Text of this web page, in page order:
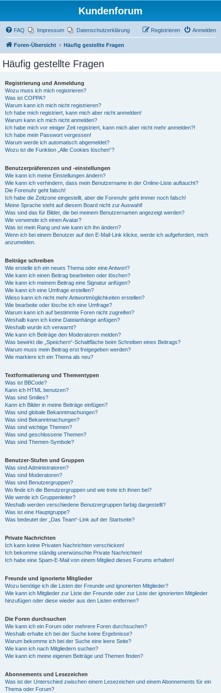
Kundenforum
FAQ Impressum Datenschutzerklärung Anmelden
Registrieren
Foren-Übersicht Häufig gestellte Fragen
Häufig gestellte Fragen
Registrierung und Anmeldung
Wozu muss ich mich registrieren?
Was ist COPPA?
Warum kann ich mich nicht registrieren?
Ich habe mich registriert, kann mich aber nicht anmelden!
Warum kann ich mich nicht anmelden?
Ich habe mich vor einiger Zeit registriert, kann mich aber nicht mehr anmelden?!
Ich habe mein Passwort vergessen!
Warum werde ich automatisch abgemeldet?
Wozu ist die Funktion „Alle Cookies löschen“?
Benutzerpräferenzen und -einstellungen
Wie kann ich meine Einstellungen ändern?
Wie kann ich verhindern, dass mein Benutzername in der Online-Liste auftaucht?
Die Forenuhr geht falsch!
Ich habe die Zeitzone eingestellt, aber die Forenuhr geht immer noch falsch!
Meine Sprache steht auf diesem Board nicht zur Auswahl!
Was sind das für Bilder, die bei meinem Benutzernamen angezeigt werden?
Wie verwende ich einen Avatar?
Was ist mein Rang und wie kann ich ihn ändern?
Wenn ich bei einem Benutzer auf den E-Mail-Link klicke, werde ich aufgefordert, mich
anzumelden.
Beiträge schreiben
Wie erstelle ich ein neues Thema oder eine Antwort?
Wie kann ich einen Beitrag bearbeiten oder löschen?
Wie kann ich meinem Beitrag eine Signatur anfügen?
Wie kann ich eine Umfrage erstellen?
Wieso kann ich nicht mehr Antwortmöglichkeiten erstellen?
Wie bearbeite oder lösche ich eine Umfrage?
Warum kann ich auf bestimmte Foren nicht zugreifen?
Weshalb kann ich keine Dateianhänge anfügen?
Weshalb wurde ich verwarnt?
Wie kann ich Beiträge den Moderatoren melden?
Was bewirkt die „Speichern“-Schaltfläche beim Schreiben eines Beitrags?
Warum muss mein Beitrag erst freigegeben werden?
Wie markiere ich ein Thema als neu?
Textformatierung und Thementypen
Was ist BBCode?
Kann ich HTML benutzen?
Was sind Smilies?
Kann ich Bilder in meine Beiträge einfügen?
Was sind globale Bekanntmachungen?
Was sind Bekanntmachungen?
Was sind wichtige Themen?
Was sind geschlossene Themen?
Was sind Themen-Symbole?
Benutzer-Stufen und Gruppen
Was sind Administratoren?
Was sind Moderatoren?
Was sind Benutzergruppen?
Wo finde ich die Benutzergruppen und wie trete ich ihnen bei?
Wie werde ich Gruppenleiter?
Weshalb werden verschiedene Benutzergruppen farbig dargestellt?
Was ist eine Hauptgruppe?
Was bedeutet der „Das Team“-Link auf der Startseite?
Private Nachrichten
Ich kann keine Privaten Nachrichten verschicken!
Ich bekomme ständig unerwünschte Private Nachrichten!
Ich habe eine Spam-E-Mail von einem Mitglied dieses Forums erhalten!
Freunde und ignorierte Mitglieder
Wozu benötige ich die Listen der Freunde und ignorierten Mitglieder?
Wie kann ich Mitglieder zur Liste der Freunde oder zur Liste der ignorierten Mitglieder
hinzufügen oder diese wieder aus den Listen entfernen?
Die Foren durchsuchen
Wie kann ich ein Forum oder mehrere Foren durchsuchen?
Weshalb erhalte ich bei der Suche keine Ergebnisse?
Warum bekomme ich bei der Suche eine leere Seite?
Wie kann ich nach Mitgliedern suchen?
Wie kann ich meine eigenen Beiträge und Themen finden?
Abonnements und Lesezeichen
Was ist der Unterschied zwischen einem Lesezeichen und einem Abonnements für ein
Thema oder Forum?